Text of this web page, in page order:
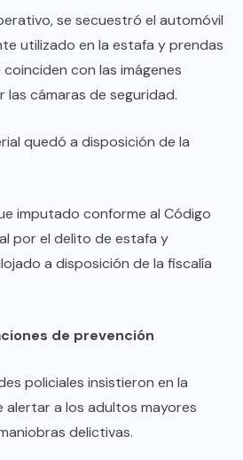
se secuestró el automóvil
utilizado en la estafa y prendas
con las imágenes
cámaras de seguridad.
quedó a disposición de la
imputado conforme al Código
por el delito de estafa y
a disposición de la fiscalía
de prevención
policiales insistieron en la
alertar a los adultos mayores
delictivas.